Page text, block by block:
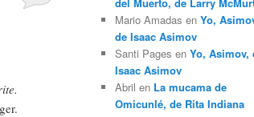
Mario Amadas en Yo,
de Isaac Asimov
Santi Pages en Yo, Asimov,
Isaac Asimov
Abril en La mucama de
Omicunlé, de Rita Indiana